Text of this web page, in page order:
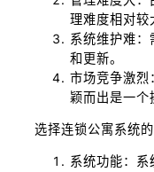
理难度相对较
系统维护难
和更新。
市场竞争激烈
颖而出是一个
选择连锁公寓系统的
系统功能：